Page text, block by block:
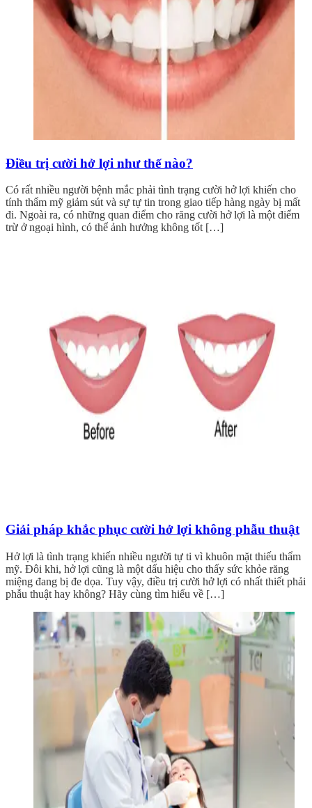
Điều trị cười hở lợi như thế nào?
​Có rất nhiều người bệnh mắc phải tình trạng cười hở lợi khiến cho
tính thẩm mỹ giảm sút và sự tự tin trong giao tiếp hàng ngày bị mất
đi. Ngoài ra, có những quan điểm cho răng cười hở lợi là một điểm
trừ ở ngoại hình, có thể ảnh hưởng không tốt […]
Giải pháp khắc phục cười hở lợi không phẫu thuật
Hở lợi là tình trạng khiến nhiều người tự ti vì khuôn mặt thiếu thẩm
mỹ. Đôi khi, hở lợi cũng là một dấu hiệu cho thấy sức khỏe răng
miệng đang bị đe dọa. Tuy vậy, điều trị cười hở lợi có nhất thiết phải
phẫu thuật hay không? Hãy cùng tìm hiểu về […]